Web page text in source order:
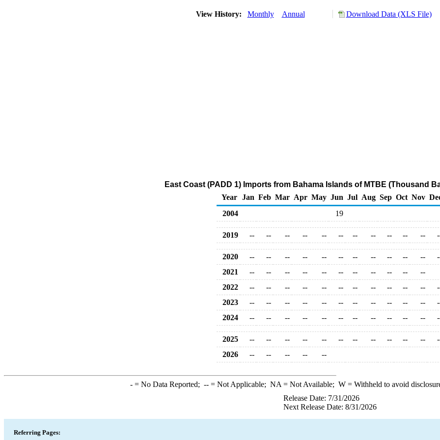
View History: Monthly Annual Download Data (XLS File)
East Coast (PADD 1) Imports from Bahama Islands of MTBE (Thousand
Year
Jan Feb Mar Apr May Jun Jul Aug Sep Oct Nov
2004
19
2019 -- -- -- -- -- -- -- -- -- -- --
2020 -- -- -- -- -- -- -- -- -- -- --
2021
-- -- -- -- -- -- -- -- -- --
--
2022
-- -- -- -- -- -- -- -- -- -- --
2023
-- -- -- -- -- -- -- -- -- -- --
2024
-- -- -- -- -- -- -- -- -- -- --
2025 -- -- -- -- -- -- -- -- -- -- --
2026
-- -- -- -- --
-= No Data Reported; --= Not Applicable; NA = Not Available; W= Withheld to avoid
Release Date: 7/31/2026
Next Release Date: 8/31/2026
Referring Pages: